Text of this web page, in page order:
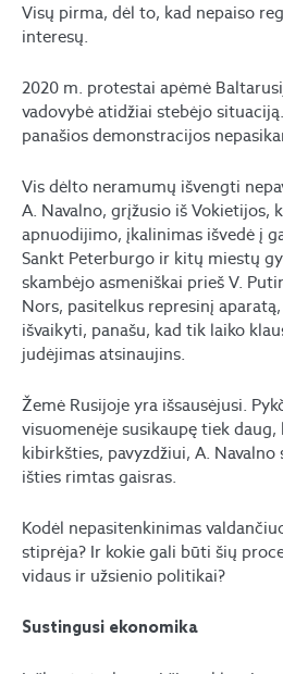
Visų pirma, dėl to, kad nepaiso
interesų.
2020 m. protestai apėmė
vadovybė atidžiai stebėjo
panašios demonstracijos
Vis dėlto neramumų išvengti
A. Navalno, grįžusio iš Vokietijos,
apnuodijimo, įkalinimas išvedė į
Sankt Peterburgo ir kitų miestų
skambėjo asmeniškai prieš V.
Nors, pasitelkus represinį
išvaikyti, panašu, kad tik laiko
judėjimas atsinaujins.
Žemė Rusijoje yra išsausėjusi.
visuomenėje susikaupę tiek
kibirkšties, pavyzdžiui, A.
išties rimtas gaisras.
Kodėl nepasitenkinimas
stiprėja? Ir kokie gali būti šių
vidaus ir užsienio politikai?
Sustingusi ekonomika